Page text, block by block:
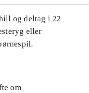
og deltag i 22
eller
om